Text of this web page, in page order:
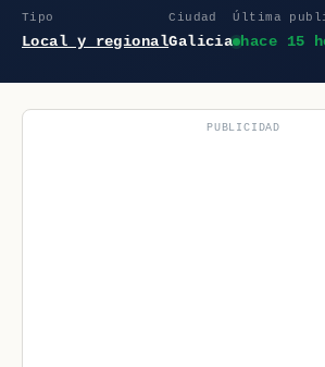
Tipo
Local y regional
Ciudad
Galicia
Última
hace 15
PUBLICIDAD